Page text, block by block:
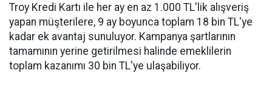
Troy Kredi Kartı ile her ay en az 1.000 TL'lik alışveriş
yapan müşterilere, 9 ay boyunca toplam 18 bin TL'ye
kadar ek avantaj sunuluyor. Kampanya şartlarının
tamamının yerine getirilmesi halinde emeklilerin
toplam kazanımı 30 bin TL'ye ulaşabiliyor.